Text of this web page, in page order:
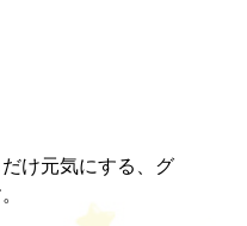
け元気にする、グ